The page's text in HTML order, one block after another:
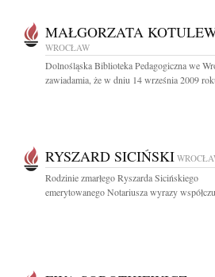
MAŁGORZATA
WROCŁAW
Dolnośląska Biblioteka Pedagogiczna we
zawiadamia, że w dniu 14 września 2009
RYSZARD SICIŃSKI
Rodzinie zmarłego Ryszarda Sicińskiego
emerytowanego Notariusza wyrazy